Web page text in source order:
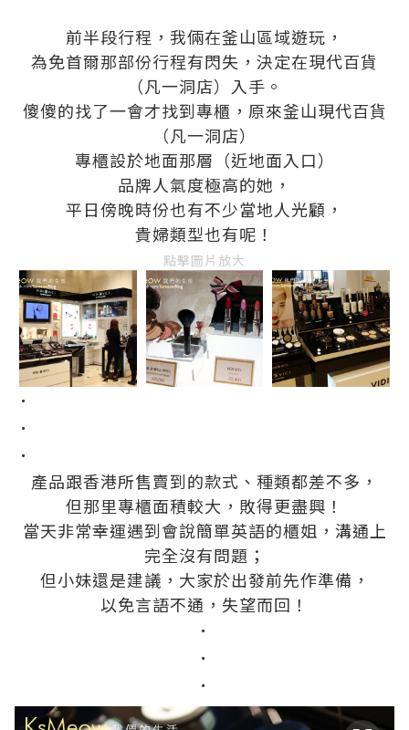
前半段行程，我倆在釜山區域遊玩，
為免首爾那部份行程有閃失，決定在現代百貨
（凡一洞店）入手。
傻傻的找了一會才找到專櫃，原來釜山現代百貨
（凡一洞店）
專櫃設於地面那層（近地面入口）
品牌人氣度極高的她，
平日傍晚時份也有不少當地人光顧，
貴婦類型也有呢！
點擊圖片放大
．
．
．
產品跟香港所售賣到的款式、種類都差不多，
但那里專櫃面積較大，敗得更盡興！
當天非常幸運遇到會說簡單英語的櫃姐，溝通上
完全沒有問題；
但小妹還是建議，大家於出發前先作準備，
以免言語不通，失望而回！
．
．
．